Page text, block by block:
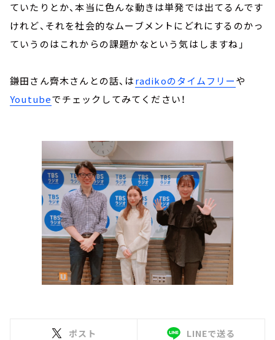
ていたりとか、本当に色んな動きは単発では出てるんです
けれど、それを社会的なムーブメントにどれにするのかっ
ていうのはこれからの課題かなという気はしますね」
鎌田さん齊木さんとの話、はradikoのタイムフリーや
Youtubeでチェックしてみてください！
ポスト LINEで送る